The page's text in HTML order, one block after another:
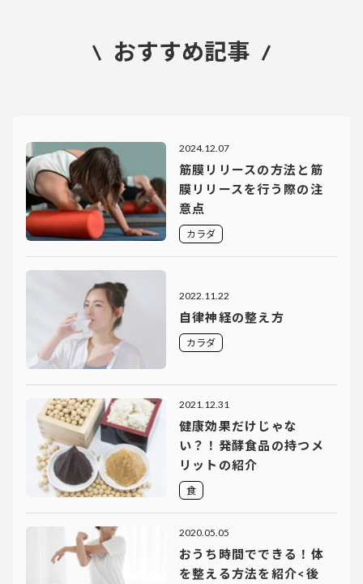
おすすめ記事
2024.12.07
筋膜リリースの方法と筋
膜リリースを行う際の注
意点
カラダ
2022.11.22
自律神経の整え方
カラダ
2021.12.31
健康効果だけじゃな
い？！発酵食品の持つメ
リットの紹介
食
2020.05.05
おうち時間でできる！体
を整える方法を紹介<後